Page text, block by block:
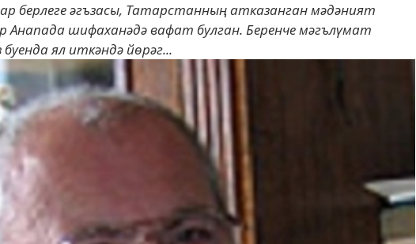
берлеге әгъзасы, Татарстанның атказанган мәдәният
шифаханәдә вафат булган. Беренче мәгълүмат
ял иткәндә йөрәг...